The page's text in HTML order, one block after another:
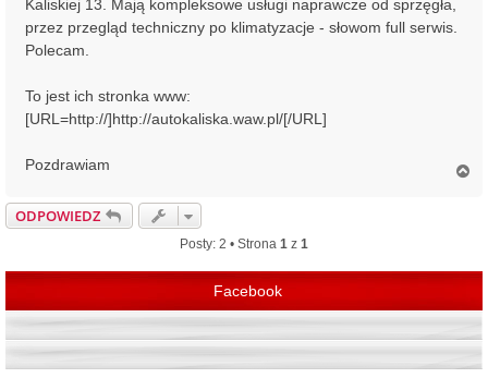
Kaliskiej 13. Mają kompleksowe usługi naprawcze od sprzęgła,
przez przegląd techniczny po klimatyzacje - słowom full serwis.
Polecam.
To jest ich stronka www:
[URL=http://]http://autokaliska.waw.pl/[/URL]
Pozdrawiam
ODPOWIEDZ
Posty: 2 • Strona 1 z 1
Facebook